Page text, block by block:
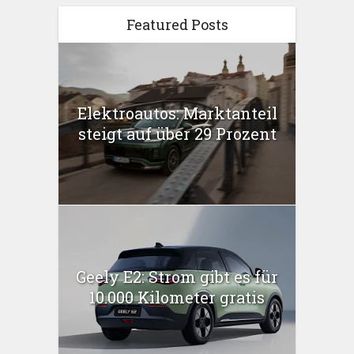
Featured Posts
Elektroautos: Marktanteil
steigt auf über 29 Prozent
Geely E2: Strom gibt es für
10.000 Kilometer gratis